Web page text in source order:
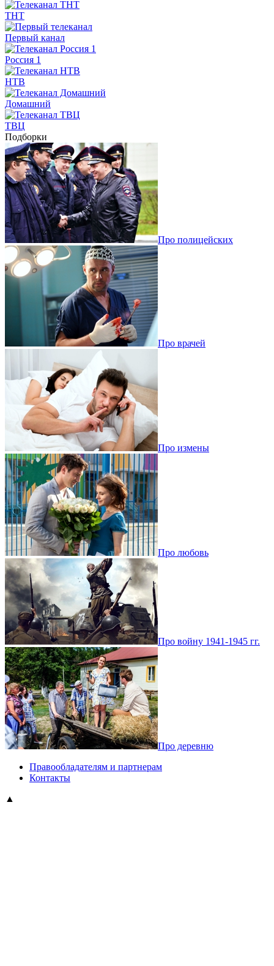
ТНТ
Первый канал
Россия 1
НТВ
Домашний
ТВЦ
Подборки
Про полицейских
Про врачей
Про измены
Про любовь
Про войну 1941-1945 гг.
Про деревню
Правообладателям и партнерам
Контакты
▲